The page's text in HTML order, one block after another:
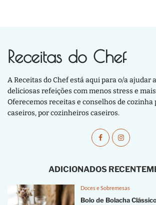
Receitas do Chef
A Receitas do Chef está aqui para o/a ajudar
deliciosas refeições com menos stress e
Oferecemos receitas e conselhos de cozinha
caseiros, por cozinheiros caseiros.
ADICIONADOS
Doces e Sobremesas
Bolo de Bolacha